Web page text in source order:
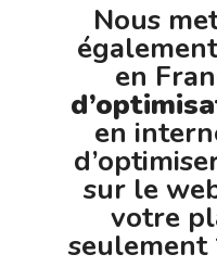
Nous
en
en
sur le
votre
seulement